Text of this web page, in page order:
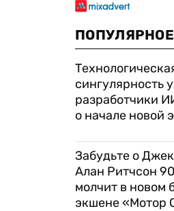
ПОПУЛЯРНОЕ
сингулярность
разработчики
о начале новой
Забудьте о
Алан Ритчсон
молчит в новом
экшене «Мотор